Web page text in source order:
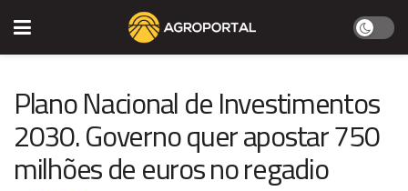
Plano Nacional de Investimentos
2030. Governo quer apostar 750
milhões de euros no regadio